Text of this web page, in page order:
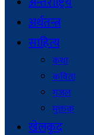
अर्थतन्त्र
साहित्य
कथा
कविता
गजल
मुक्तक
खेलकुद